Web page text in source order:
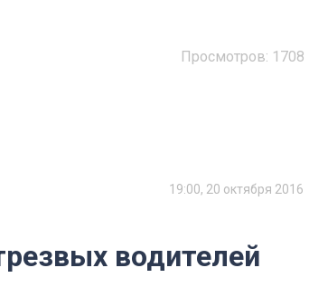
Просмотров: 1708
19:00, 20 октября 2016
водителей